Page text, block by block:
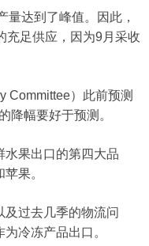
量达到了峰值。因此，
充足供应，因为9月采收
Committee）此前预测
降幅要好于预测。
水果出口的第四大品
果。
过去几季的物流问
冷冻产品出口。